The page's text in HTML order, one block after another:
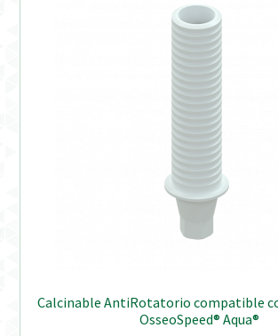
Calcinable AntiRotatorio compatible
OsseoSpeed® Aqua®